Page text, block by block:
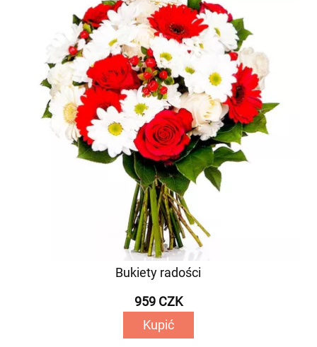
Bukiety radości
959 CZK
Kupić